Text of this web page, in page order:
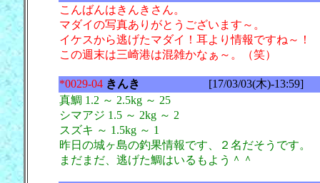
こんばんはきんきさん。
マダイの写真ありがとうございます～。
イケスから逃げたマダイ！耳より情報ですね～！
この週末は三崎港は混雑かなぁ～。（笑）
*0029-04 きんき [17/03/03(木)-13:59]
真鯛 1.2 ～ 2.5kg ～ 25
シマアジ 1.5 ～ 2kg ～ 2
スズキ ～ 1.5kg ～ 1
昨日の城ヶ島の釣果情報です、２名だそうです。
まだまだ、逃げた鯛はいるもよう＾＾